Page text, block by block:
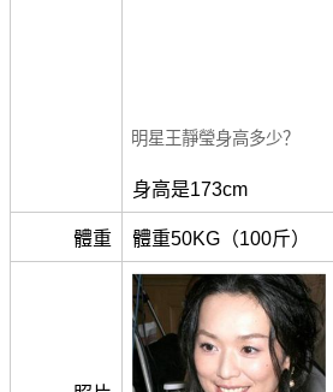
明星王靜瑩身高多少？
身高是173cm
體重 體重50KG（100斤）